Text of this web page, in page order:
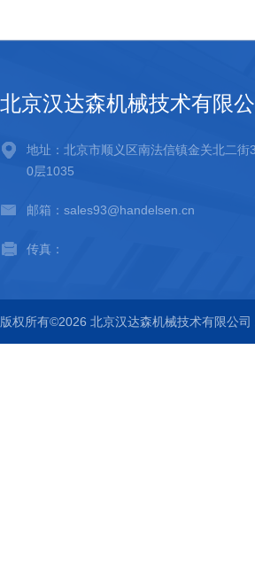
北京汉达森机械技术有限
地址：北京市顺义区南法信镇金关北二街
0层1035
邮箱：sales93@handelsen.cn
传真：
版权所有©2026 北京汉达森机械技术有限公